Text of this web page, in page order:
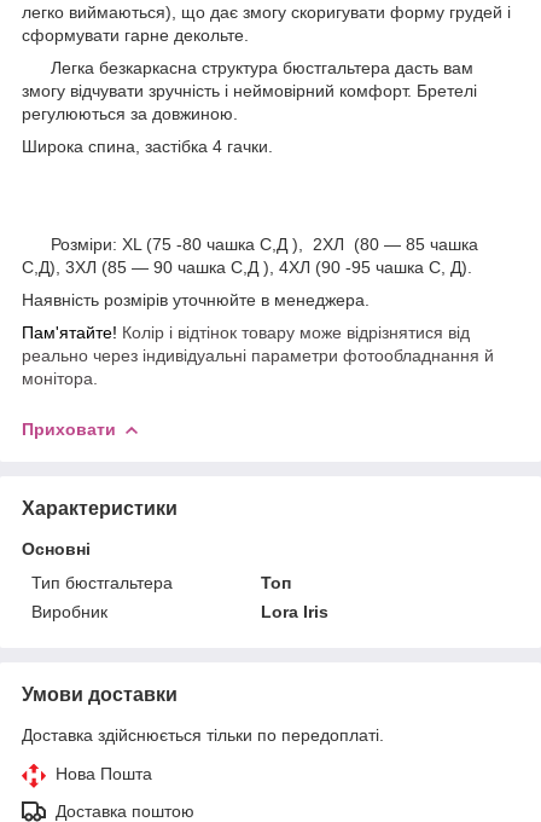
легко виймаються), що дає змогу скоригувати форму грудей і
сформувати гарне декольте.
Легка безкаркасна структура бюстгальтера дасть вам
змогу відчувати зручність і неймовірний комфорт. Бретелі
регулюються за довжиною.
Широка спина, застібка 4 гачки.
Розміри: ХL (75 -80 чашка С,Д ), 2ХЛ (80 — 85 чашка
С,Д), 3ХЛ (85 — 90 чашка С,Д ), 4ХЛ (90 -95 чашка С, Д).
Наявність розмірів уточнюйте в менеджера.
Пам'ятайте! Колір і відтінок товару може відрізнятися від
реально через індивідуальні параметри фотообладнання й
монітора.
Приховати
Характеристики
Основні
Тип бюстгальтера
Топ
Виробник
Lora Iris
Умови доставки
Доставка здійснюється тільки по передоплаті.
Нова Пошта
Доставка поштою